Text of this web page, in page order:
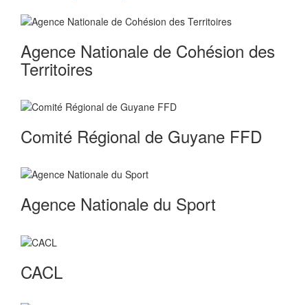
Agence Nationale de Cohésion des
Territoires
Comité Régional de Guyane FFD
Agence Nationale du Sport
CACL